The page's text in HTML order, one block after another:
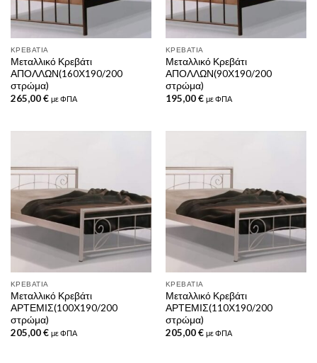
ΚΡΕΒΆΤΙΑ
Μεταλλικό Κρεβάτι
ΑΠΟΛΛΩΝ(160Χ190/200
στρώμα)
265,00€ με ΦΠΑ
ΚΡΕΒΆΤΙΑ
Μεταλλικό Κρεβάτι
ΑΠΟΛΛΩΝ(90Χ190/200
στρώμα)
195,00€ με ΦΠΑ
ΚΡΕΒΆΤΙΑ
Μεταλλικό Κρεβάτι
ΑΡΤΕΜΙΣ(100Χ190/200
στρώμα)
205,00€ με ΦΠΑ
ΚΡΕΒΆΤΙΑ
Μεταλλικό Κρεβάτι
ΑΡΤΕΜΙΣ(110Χ190/200
στρώμα)
205,00€ με ΦΠΑ